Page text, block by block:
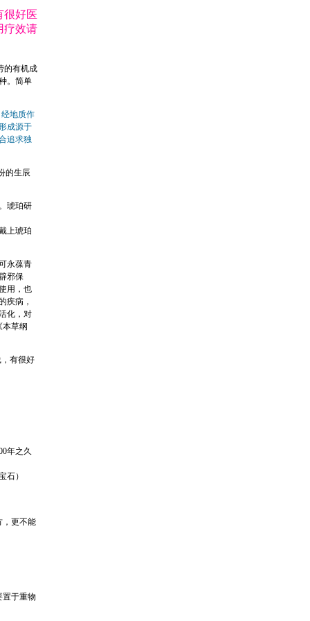
很好医
疗效请
的有机成
。简单
地质作
成源于
追求独
的生辰
琥珀研
上琥珀
永葆青
邪保
用，也
疾病，
化，对
草纲
有很好
年之久
石）
，更不能
置于重物